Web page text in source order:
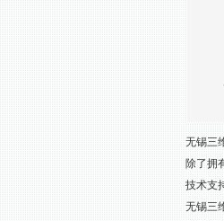
无锡三
除了拥
技术支
无锡三